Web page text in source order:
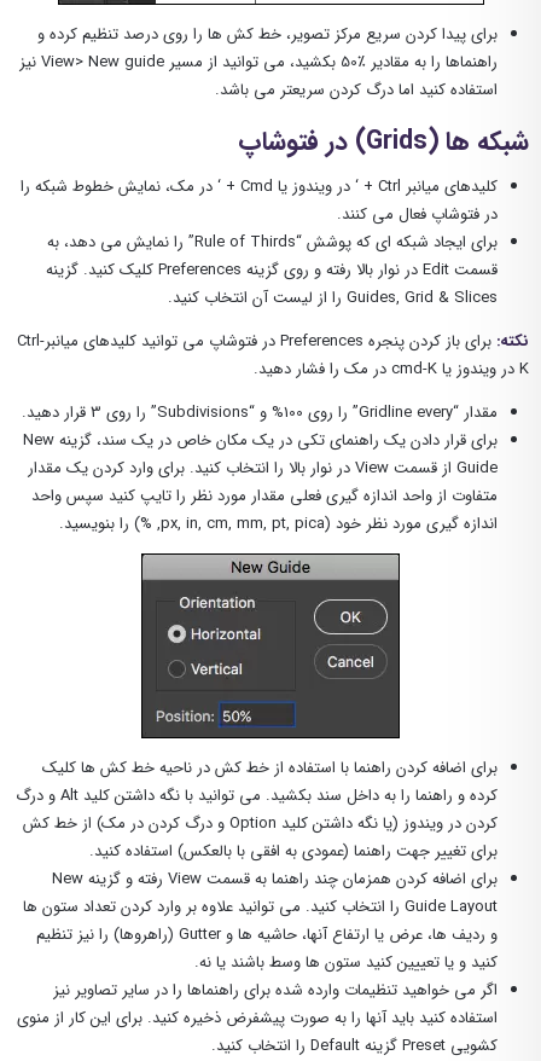
برای پیدا کردن سریع مرکز تصویر، خط کش ها را روی درصد تنظیم کرده و
راهنماها را به مقادیر ٪50 بکشید، می توانید از مسیر View> New guide نیز
استفاده کنید اما درگ کردن سریعتر می باشد.
شبکه ها (Grids) در فتوشاپ
کلیدهای میانبر Ctrl + ‘ در ویندوز یا Cmd + ‘ در مک، نمایش خطوط شبکه را
در فتوشاپ فعال می کنند.
برای ایجاد شبکه ای که پوشش “Rule of Thirds” را نمایش می دهد، به
قسمت Edit در نوار بالا رفته و روی گزینه Preferences کلیک کنید. گزینه
Guides, Grid & Slices را از لیست آن انتخاب کنید.
نکته:
برای باز کردن پنجره Preferences در فتوشاپ می توانید کلیدهای میانبرCtrl-
K در ویندوز یا cmd-K در مک را فشار دهید.
مقدار “Gridline every” را روی 100% و “Subdivisions” را روی 3 قرار دهید.
برای قرار دادن یک راهنمای تکی در یک مکان خاص در یک سند، گزینه New
Guide از قسمت View در نوار بالا را انتخاب کنید. برای وارد کردن یک مقدار
متفاوت از واحد اندازه گیری فعلی مقدار مورد نظر را تایپ کنید سپس واحد
اندازه گیری مورد نظر خود (px, in, cm, mm, pt, pica, %) را بنویسید.
برای اضافه کردن راهنما با استفاده از خط کش در ناحیه خط کش ها کلیک
کرده و راهنما را به داخل سند بکشید. می توانید با نگه داشتن کلید Alt و درگ
کردن در ویندوز (یا نگه داشتن کلید Option و درگ کردن در مک) از خط کش
برای تغییر جهت راهنما (عمودی به افقی با بالعکس) استفاده کنید.
برای اضافه کردن همزمان چند راهنما به قسمت View رفته و گزینه New
Guide Layout را انتخاب کنید. می توانید علاوه بر وارد کردن تعداد ستون ها
و ردیف ها، عرض یا ارتفاع آنها، حاشیه ها و Gutter (راهروها) را نیز تنظیم
کنید و یا تعییین کنید ستون ها وسط باشند یا نه.
اگر می خواهید تنظیمات وارده شده برای راهنماها را در سایر تصاویر نیز
استفاده کنید باید آنها را به صورت پیشفرض ذخیره کنید. برای این کار از منوی
کشویی Preset گزینه Default را انتخاب کنید.